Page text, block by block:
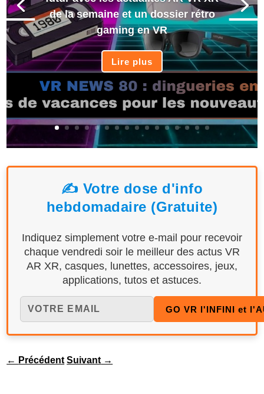
de la semaine et un dossier rétro
gaming en VR
Lire plus
✍️ Votre dose d'info
hebdomadaire (Gratuite)
Indiquez simplement votre e-mail pour recevoir
chaque vendredi soir le meilleur des actus VR
AR XR, casques, lunettes, accessoires, jeux,
applications, tutos et astuces.
← Précédent Suivant →